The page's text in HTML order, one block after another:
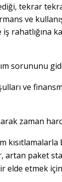
tekrar
ve
rahatlığına
sorununu
ve
zaman
paket
etmek